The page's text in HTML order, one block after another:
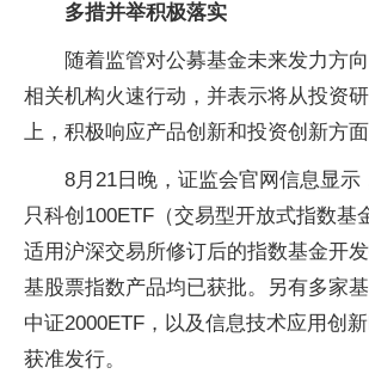
多措并举积极落实
随着监管对公募基金未来发力方
相关机构火速行动，并表示将从投资
上，积极响应产品创新和投资创新方面
8月21日晚，证监会官网信息显示
只科创100ETF（交易型开放式指数基
适用沪深交易所修订后的指数基金开
基股票指数产品均已获批。另有多家
中证2000ETF，以及信息技术应用创
获准发行。